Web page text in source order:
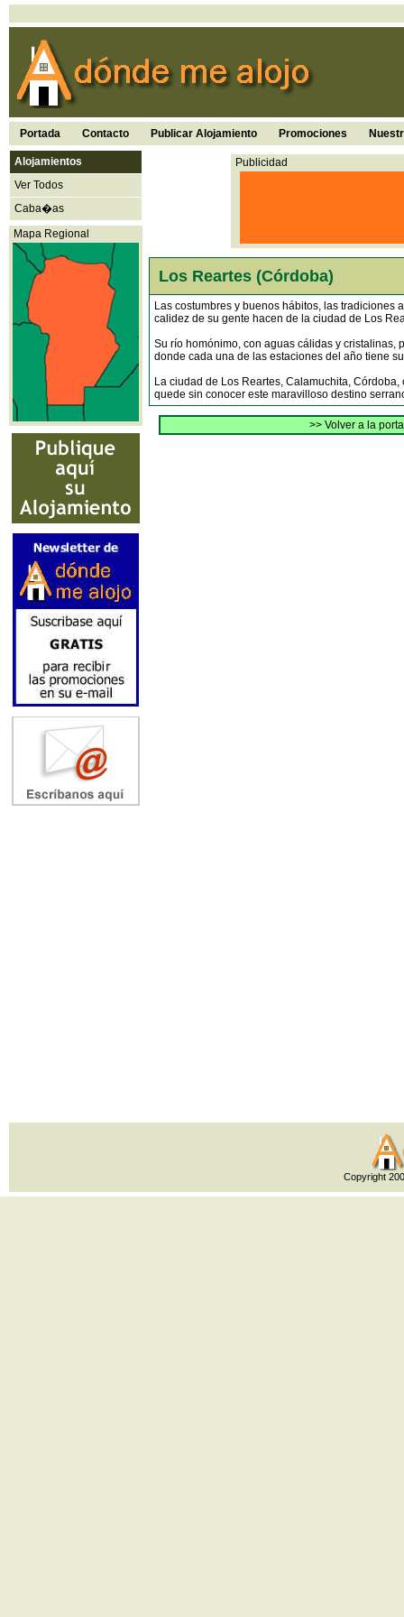
Portada Contacto Publicar Alojamiento Promociones
Alojamientos
Ver Todos
Caba�as
Mapa Regional
Publicidad
Los Reartes (Córdoba)
Las costumbres y buenos hábitos, las tradiciones
calidez de su gente hacen de la ciudad de Los
Su río homónimo, con aguas cálidas y cristalinas,
donde cada una de las estaciones del año tiene
La ciudad de Los Reartes, Calamuchita,
quede sin conocer este maravilloso destino
>> Volver a la
Copyright